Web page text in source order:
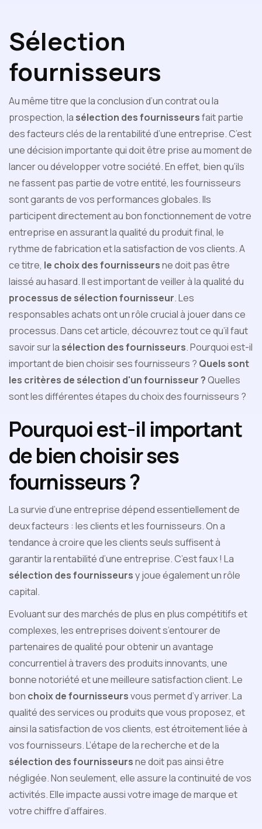
Sélection
fournisseurs
Au même titre que la conclusion d’un contrat ou la
prospection, la sélection des fournisseursfait partie
des facteurs clés de la rentabilité d’une entreprise. C’est
une décision importante qui doit être prise au moment de
lancer ou développer votre société. En effet, bien qu’ils
ne fassent pas partie de votre entité, les fournisseurs
sont garants de vos performances globales. Ils
participent directement au bon fonctionnement de votre
entreprise en assurant la qualité du produit final, le
rythme de fabrication et la satisfaction de vos clients. A
ce titre, le choix des fournisseursne doit pas être
laissé au hasard. Il est important de veiller à la qualité du
processus de sélection fournisseur. Les
responsables achats ont un rôle crucial à jouer dans ce
processus. Dans cet article, découvrez tout ce qu’il faut
savoir sur la sélection des fournisseurs. Pourquoi est-il
important de bien choisir ses fournisseurs ? Quels sont
les critères de sélection d'un fournisseur ?Quelles
sont les différentes étapes du choix des fournisseurs ?
Pourquoi est-il important
de bien choisir ses
fournisseurs ?
La survie d’une entreprise dépend essentiellement de
deux facteurs : les clients et les fournisseurs. On a
tendance à croire que les clients seuls suffisent à
garantir la rentabilité d’une entreprise. C’est faux ! La
sélection des fournisseursy joue également un rôle
capital.
Evoluant sur des marchés de plus en plus compétitifs et
complexes, les entreprises doivent s’entourer de
partenaires de qualité pour obtenir un avantage
concurrentiel à travers des produits innovants, une
bonne notoriété et une meilleure satisfaction client. Le
bon choix de fournisseursvous permet d’y arriver. La
qualité des services ou produits que vous proposez, et
ainsi la satisfaction de vos clients, est étroitement liée à
vos fournisseurs. L’étape de la recherche et de la
sélection des fournisseursne doit pas ainsi être
négligée. Non seulement, elle assure la continuité de vos
activités. Elle impacte aussi votre image de marque et
votre chiffre d’affaires.